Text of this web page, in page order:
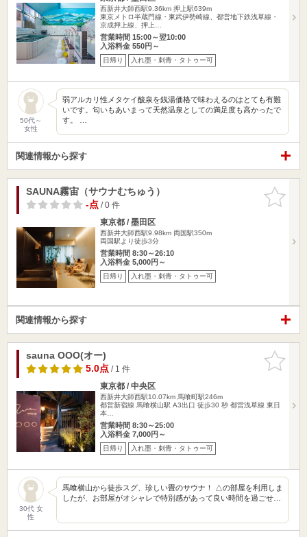
西新井大師西駅9.36km 押上駅639m
東京メトロ半蔵門線・東武伊勢崎線、都営地下鉄浅草線・
京成押上線、押上…
営業時間 15:00～翌10:00
入浴料金 550円～
日帰り 入れ墨・刺青・タトゥー可
50代～
女性
弱アルカリ性メタケイ酸泉を銭湯価格で味わえるのはとても有難
いです。匂いもあいまって天然温泉としての満足度も高かったで
す。 …
関連情報から探す
お気に入
りに追加
SAUNA霧宙（サウナむちゅう）
-点/ 0 件
東京都 / 墨田区
西新井大師西駅9.98km 両国駅350m
両国駅より徒歩3分
営業時間 8:30～26:10
入浴料金 5,000円～
日帰り 入れ墨・刺青・タトゥー可
関連情報から探す
お気に入
りに追加
sauna OOO(オー)
5.0点/ 1 件
東京都 / 中央区
西新井大師西駅10.07km 馬喰町駅246m
都営新宿線 馬喰横山駅 A3出口 徒歩30 秒 都営浅草線 東日
本…
営業時間 8:30～25:00
入浴料金 7,000円～
日帰り 入れ墨・刺青・タトゥー可
30代 女
性
馬喰横山から徒歩スグ、珍しい畳のサウナ！ △の部屋を利用しま
したが、お部屋がオシャレで特別感があって良い時間を過ごせ…